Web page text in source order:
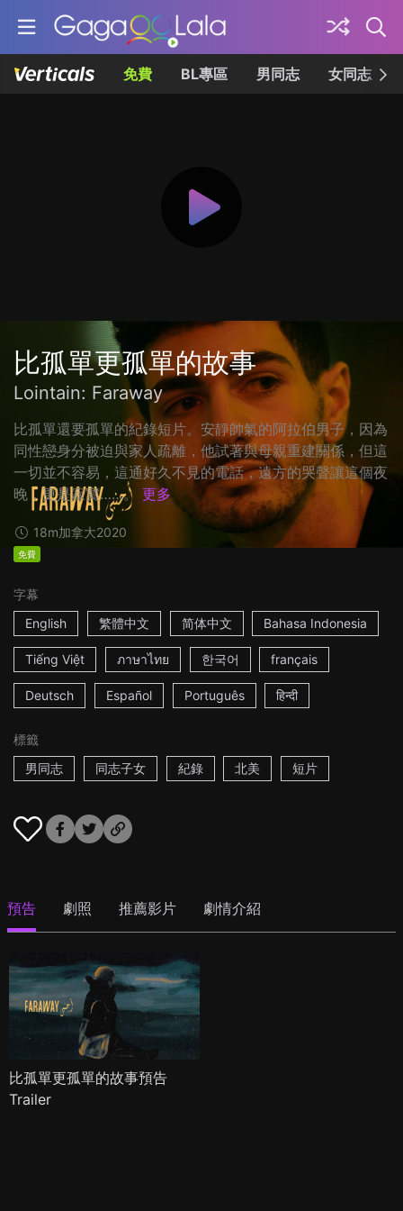
免費 BL專區 男同志 女同志
比孤單更孤單的故事
Lointain: Faraway
比孤單還要孤單的紀錄短片。安靜帥氣的阿拉伯男子，因為
同性戀身分被迫與家人疏離，他試著與母親重建關係，但這
一切並不容易，這通好久不見的電話，遠方的哭聲讓這個夜
晚，更是寂寞……。 更多
18m加拿大2020
免費
字幕
English
繁體中文 简体中文 Bahasa Indonesia
Tiếng Việt ภาษาไทย 한국어 français
Deutsch Español Português हिन्दी
標籤
男同志
同志子女 紀錄 北美 短片
預告 劇照 推薦影片 劇情介紹
比孤單更孤單的故事預告
Trailer